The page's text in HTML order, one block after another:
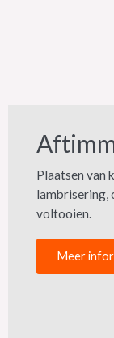
Plaatsen van
lambrisering,
voltooien.
Meer